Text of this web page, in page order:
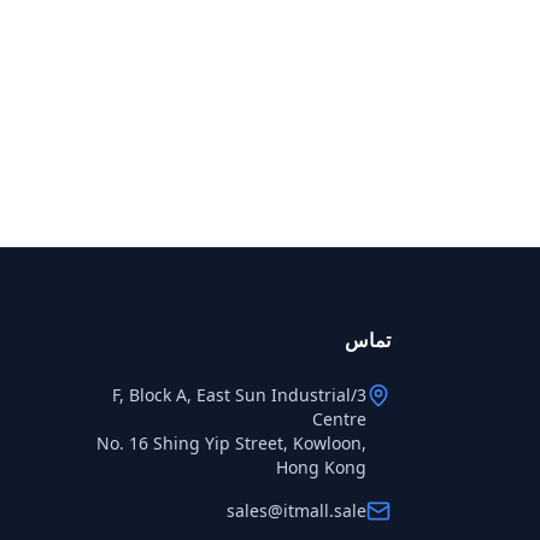
تماس
3/F, Block A, East Sun Industrial
Centre
No. 16 Shing Yip Street, Kowloon,
Hong Kong
sales@itmall.sale